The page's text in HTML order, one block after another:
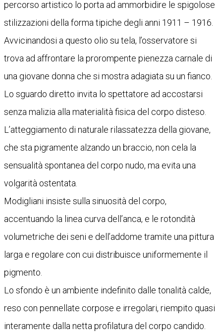
percorso artistico lo porta ad ammorbidire le spigolose
stilizzazioni della forma tipiche degli anni 1911 – 1916.
Avvicinandosi a questo olio su tela, l’osservatore si
trova ad affrontare la prorompente pienezza carnale di
una giovane donna che si mostra adagiata su un fianco.
Lo sguardo diretto invita lo spettatore ad accostarsi
senza malizia alla materialità fisica del corpo disteso.
L’atteggiamento di naturale rilassatezza della giovane,
che sta pigramente alzando un braccio, non cela la
sensualità spontanea del corpo nudo, ma evita una
volgarità ostentata.
Modigliani insiste sulla sinuosità del corpo,
accentuando la linea curva dell’anca, e le rotondità
volumetriche dei seni e dell’addome tramite una pittura
larga e regolare con cui distribuisce uniformemente il
pigmento.
Lo sfondo è un ambiente indefinito dalle tonalità calde,
reso con pennellate corpose e irregolari, riempito quasi
interamente dalla netta profilatura del corpo candido.